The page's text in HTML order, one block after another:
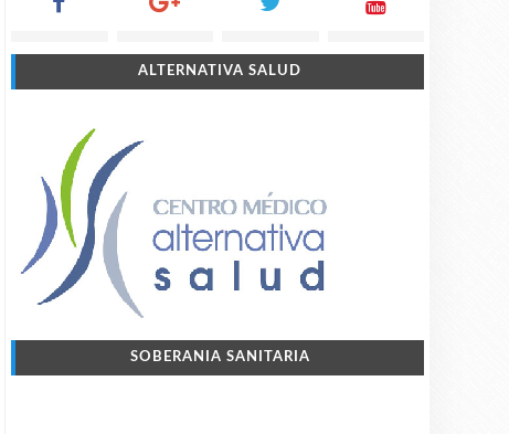
ALTERNATIVA SALUD
SOBERANIA SANITARIA